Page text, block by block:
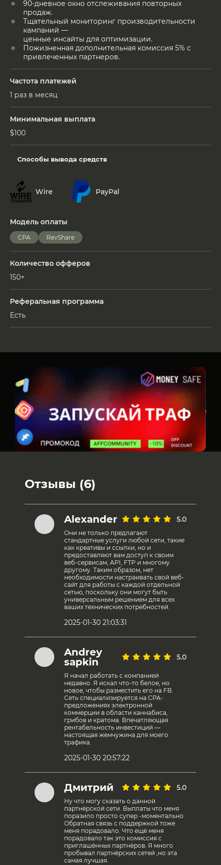
90-дневное окно отслеживания повторных
продаж.
Тщательный мониторинг производительности
кампаний —
ценные инсайты для оптимизации.
Пожизненная дополнительная комиссия 5% с
привлеченных партнеров.
Частота платежей
1 раз в месяц
Минимальная выплата
$100
Способы вывода средств
Wire PayPal
Модель оплаты
CPA RevShare
Количество офферов
150+
Реферальная программа
Есть
Отзывы (6)
Alexander 5.0
Они не только предлагают
стандартные услуги любой сети, такие
как креативы и ссылки, но и
предоставляют вам доступ к своим
веб-сервисам, API, FTP и многому
другому. Таким образом, нет
необходимости настраивать свой веб-
сайт для работы с каждой отдельной
сетью, поскольку они могут быть
универсальным решением для всех
ваших технических потребностей.
2025-01-30 21:03:31
Andrey
sapkin
5.0
Я начал работать с компанией
недавно. Я искал что-то белое, но
новое, чтобы разместить его на FB.
Сеть специализируется на CPA-
предложениях электронной
коммерции в области каннабиса,
грибов и кратома. Впечатляющая
рентабельность инвестиций —
настоящая жемчужина для моего
трафика.
2025-01-30 20:57:22
Дмитрий 5.0
Ну что могу сказать о данной
партнёрской сети. Выплаты что меня
поразило просто супер -моментально.
Обратная связь с поддержкой тоже
меня порадовало. Что ещё меня
порадовало так это комиссия с
приглашённых партнёров. Я много
пробывал партнёрских сетей ,но эта
самая лучшая.